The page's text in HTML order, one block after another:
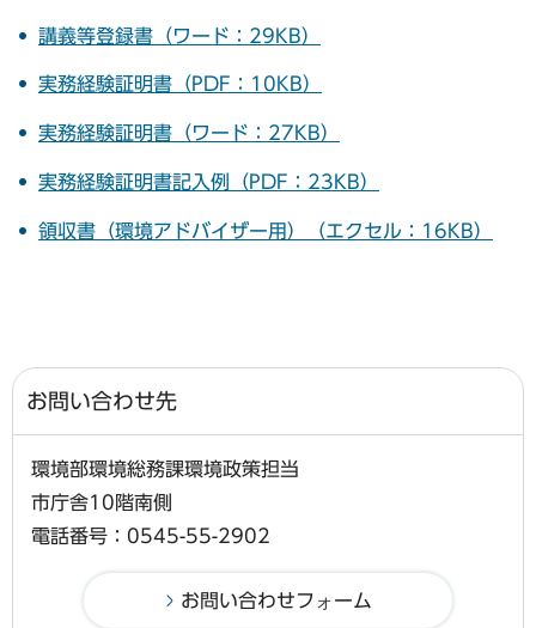
講義等登録書（ワード：29KB）
実務経験証明書（PDF：10KB）
実務経験証明書（ワード：27KB）
実務経験証明書記入例（PDF：23KB）
領収書（環境アドバイザー用）（エクセル：16KB）
お問い合わせ先
環境部環境総務課環境政策担当
市庁舎10階南側
電話番号：0545-55-2902